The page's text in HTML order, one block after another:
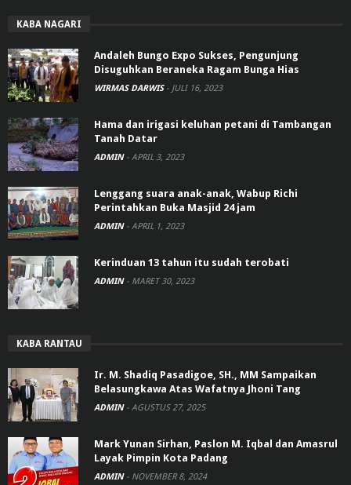
KABA NAGARI
Andaleh Bungo Expo Sukses, Pengunjung
Disuguhkan Beraneka Ragam Bunga Hias
WIRMAS DARWIS - JULI 16, 2023
Hama dan irigasi keluhan petani di Tambangan
Tanah Datar
ADMIN - APRIL 3, 2023
Lenggang suara anak-anak, Wabup Richi
Perintahkan Buka Masjid 24 jam
ADMIN - APRIL 1, 2023
Kerinduan 13 tahun itu sudah terobati
ADMIN - MARET 30, 2023
KABA RANTAU
Ir. M. Shadiq Pasadigoe, SH., MM Sampaikan
Belasungkawa Atas Wafatnya Jhoni Tang
ADMIN - AGUSTUS 27, 2025
Mark Yunan Sirhan, Paslon M. Iqbal dan Amasrul
Layak Pimpin Kota Padang
ADMIN - NOVEMBER 8, 2024